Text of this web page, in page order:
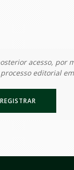
acesso, por
editorial
REGISTRAR